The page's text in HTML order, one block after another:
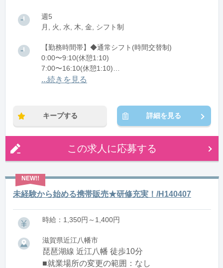
週5
月, 火, 水, 木, 金, シフト制
【勤務時間帯】◆通常シフト(時間交替制)
0:00〜9:10(休憩1:10)
7:00〜16:10(休憩1:10)
16:00〜翌1:10(休憩1:10)
...続きを見る
キープする 詳細を見る
この求人に応募する
未経験から始める携帯販売★研修充実！/H140407
時給：1,350円～1,400円
滋賀県近江八幡市
琵琶湖線 近江八幡 徒歩10分
■就業場所の変更の範囲：なし